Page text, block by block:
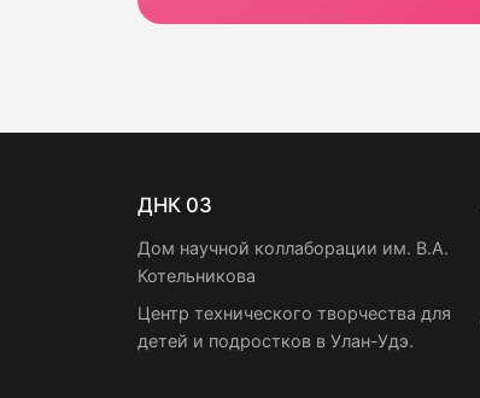
ДНК 03
Дом научной коллаборации им. В.А.
Котельникова
Центр технического творчества для
детей и подростков в Улан-Удэ.